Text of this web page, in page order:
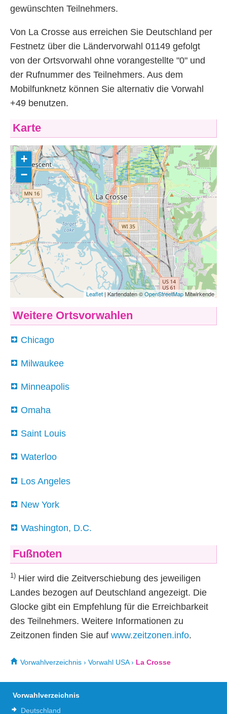
gewünschten Teilnehmers.
Von La Crosse aus erreichen Sie Deutschland per
Festnetz über die Ländervorwahl 01149 gefolgt
von der Ortsvorwahl ohne vorangestellte "0" und
der Rufnummer des Teilnehmers. Aus dem
Mobilfunknetz können Sie alternativ die Vorwahl
+49 benutzen.
Karte
Weitere Ortsvorwahlen
Chicago
Milwaukee
Minneapolis
Omaha
Saint Louis
Waterloo
Los Angeles
New York
Washington, D.C.
Fußnoten
1) Hier wird die Zeitverschiebung des jeweiligen
Landes bezogen auf Deutschland angezeigt. Die
Glocke gibt ein Empfehlung für die Erreichbarkeit
des Teilnehmers. Weitere Informationen zu
Zeitzonen finden Sie auf www.zeitzonen.info.
Vorwahlverzeichnis › Vorwahl USA› La Crosse
Vorwahlverzeichnis
Deutschland